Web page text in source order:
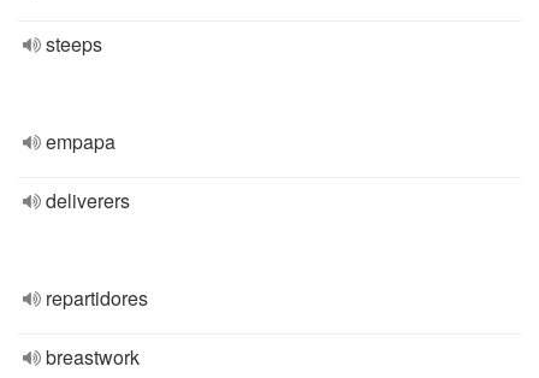
steeps
empapa
deliverers
repartidores
breastwork